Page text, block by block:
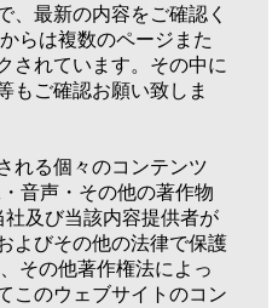
、最新の内容をご確認く
らは複数のページまた
されています。その中に
もご確認お願い致しま
れる個々のコンテンツ
音声・その他の著作物
及び当該内容提供者が
よびその他の法律で保護
その他著作権法によっ
このウェブサイトのコン